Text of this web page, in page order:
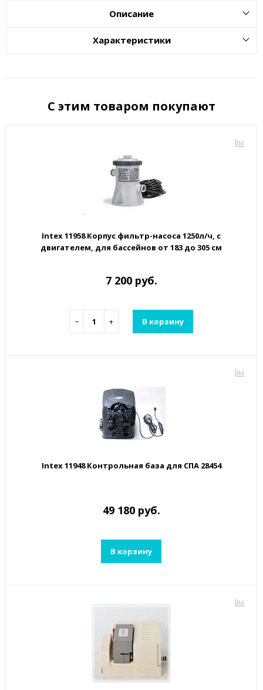
Описание
Характеристики
С этим товаром покупают
Intex 11958 Корпус фильтр-насоса 1250л/ч, с
двигателем, для бассейнов от 183 до 305 см
7 200 руб.
− + В корзину
Intex 11948 Контрольная база для СПА 28454
49 180 руб.
В корзину